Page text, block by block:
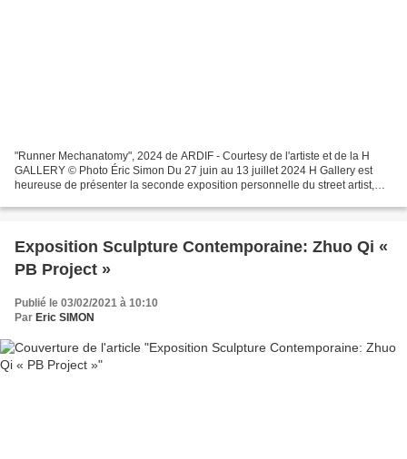
"Runner Mechanatomy", 2024 de ARDIF - Courtesy de l'artiste et de la H
GALLERY © Photo Éric Simon Du 27 juin au 13 juillet 2024 H Gallery est
heureuse de présenter la seconde exposition personnelle du street artist,
Exposition Sculpture Contemporaine: Zhuo Qi «
PB Project »
Publié le 03/02/2021 à 10:10
Par Eric SIMON